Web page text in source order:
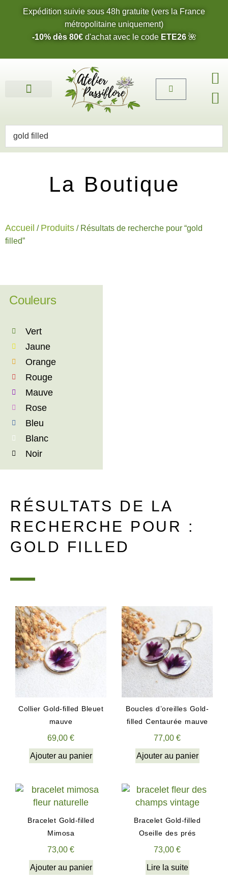
Expédition suivie sous 48h gratuite (vers la France
métropolitaine uniquement)
-10% dès 80€d'achat avec le code ETE26🌺
La Boutique
Accueil / Produits / Résultats de recherche pour “gold
filled”
Couleurs
Vert
Jaune
Orange
Rouge
Mauve
Rose
Bleu
Blanc
Noir
RÉSULTATS DE LA
RECHERCHE POUR :
GOLD FILLED
Collier Gold-filled Bleuet
mauve
69,00 €
Ajouter au panier
Boucles d’oreilles Gold-
filled Centaurée mauve
77,00 €
Ajouter au panier
Bracelet Gold-filled
Mimosa
73,00 €
Ajouter au panier
Bracelet Gold-filled
Oseille des prés
73,00 €
Lire la suite